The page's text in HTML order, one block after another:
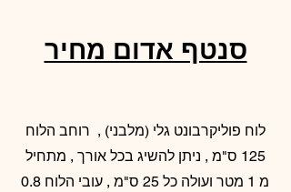
סנטף אדום מחיר
לוח פוליקרבונט גלי (מלבני) , רוחב הלוח
125 ס"מ , ניתן להשיג בכל אורך , מתחיל
מ 1 מטר ועולה כל 25 ס"מ , עובי הלוח 0.8